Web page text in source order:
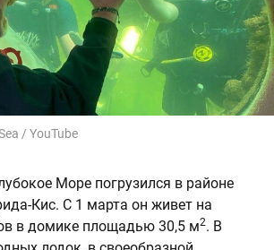
/ YouTube
Море погрузился в районе
Кис. С 1 марта он живет на
в домике площадью 30,5 м2. В